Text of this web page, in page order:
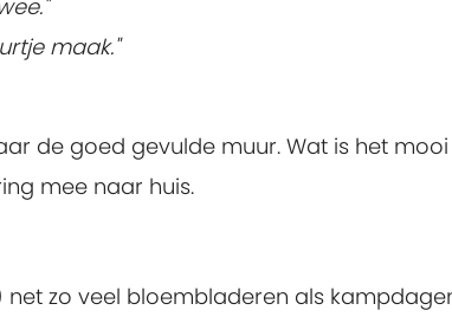
"
maak."
de goed gevulde muur. Wat is het
mee naar huis.
zo veel bloembladeren als